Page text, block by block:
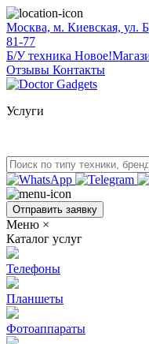
Москва, м. Киевская, ул.
81-77
Б/У техникa Новое!
Отзывы Контакты
Услуги
Отправить заявку
Меню ×
Каталог услуг
Телефоны
Планшеты
Фотоаппараты